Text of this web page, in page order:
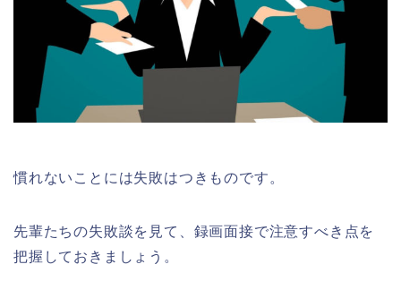
慣れないことには失敗はつきものです。
先輩たちの失敗談を見て、録画面接で注意すべき点を
把握しておきましょう。